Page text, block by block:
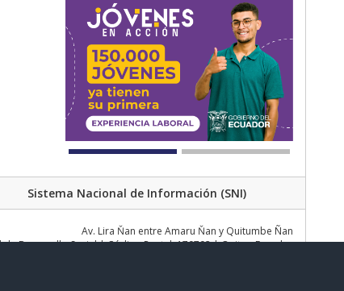
Sistema Nacional de Información (SNI)
Av. Lira Ňan entre Amaru Ňan y Quitumbe Ñan
Desarrollo Social | Código Postal: 170702 | Quito - Ecuador